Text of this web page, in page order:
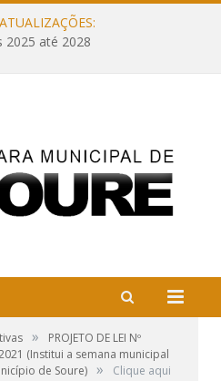
2025 até 2028
»
PROJETO DE LEI Nº
(Institui a semana municipal
de Soure) »
Clique aqui